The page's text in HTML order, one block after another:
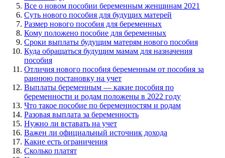
Все о новом пособии беременным женщинам 2021
Суть нового пособия для будущих матерей
Размер нового пособия для беременных
Кому положено пособие для беременных
Сроки выплаты будущим матерям нового пособия
Куда обращаться будущим мамам для назначения
пособия
Отличия нового пособия беременным от пособия за
раннюю постановку на учет
Выплаты беременным — какие пособия по
беременности и родам положены в 2022 году
Что такое пособие по беременностям и родам
Разовая выплата за беременность
Нужно ли вставать на учет
Важен ли официальный источник дохода
Какие есть ограничения
Сколько платят